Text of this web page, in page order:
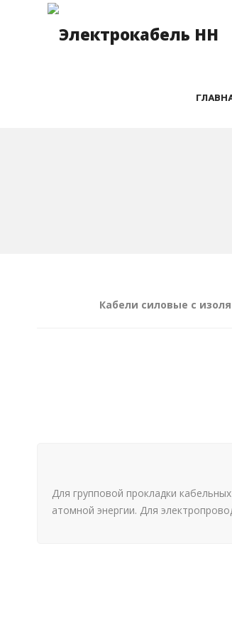
Кабели cиловые с
Для групповой прокладки
атомной энергии. Для